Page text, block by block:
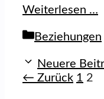
Weiterlesen …
Kategorien
Beziehungen
Neuere
← Zurück Seite
1 2